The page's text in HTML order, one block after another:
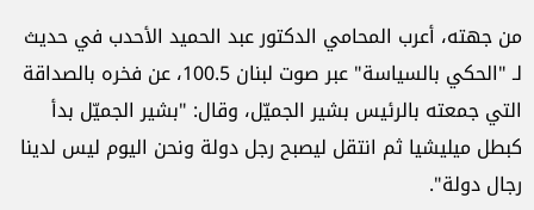
من جهته، أعرب المحامي الدكتور عبد الحميد الأحدب في حديث
لـ "الحكي بالسياسة" عبر صوت لبنان 100.5، عن فخره بالصداقة
التي جمعته بالرئيس بشير الجميّل، وقال: "بشير الجميّل بدأ
كبطل ميليشيا ثم انتقل ليصبح رجل دولة ونحن اليوم ليس لدينا
رجال دولة".